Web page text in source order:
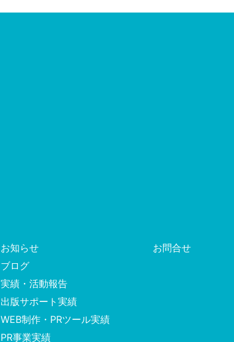
お知らせ
ブログ
実績・活動報告
出版サポート実績
WEB制作・PRツール実績
PR事業実績
お問合せ